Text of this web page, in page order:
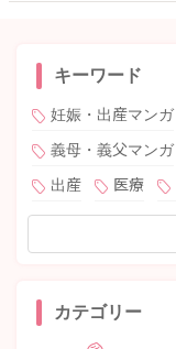
キーワード
妊娠・出産マンガ
義母・義父マンガ
出産
医療
カテゴリー